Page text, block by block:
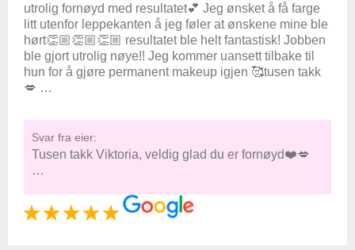
utrolig fornøyd med resultatet💕 Jeg ønsket å få farge
litt utenfor leppekanten å jeg føler at ønskene mine ble
hørt👏🏼👏🏼👏🏼 resultatet ble helt fantastisk! Jobben
ble gjort utrolig nøye!! Jeg kommer uansett tilbake til
hun for å gjøre permanent makeup igjen 🥰tusen takk
💋 …
Svar fra eier:
Tusen takk Viktoria, veldig glad du er fornøyd❤️💋
…